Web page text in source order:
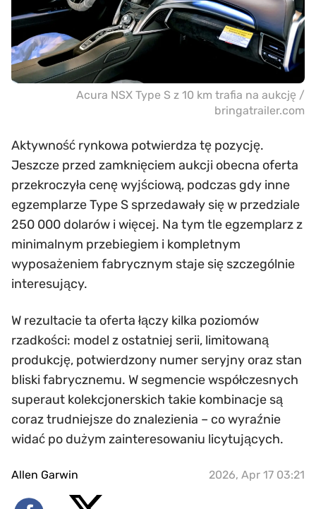
Acura NSX Type S z 10 km trafia na aukcję /
bringatrailer.com
Aktywność rynkowa potwierdza tę pozycję.
Jeszcze przed zamknięciem aukcji obecna oferta
przekroczyła cenę wyjściową, podczas gdy inne
egzemplarze Type S sprzedawały się w przedziale
250 000 dolarów i więcej. Na tym tle egzemplarz z
minimalnym przebiegiem i kompletnym
wyposażeniem fabrycznym staje się szczególnie
interesujący.
W rezultacie ta oferta łączy kilka poziomów
rzadkości: model z ostatniej serii, limitowaną
produkcję, potwierdzony numer seryjny oraz stan
bliski fabrycznemu. W segmencie współczesnych
superaut kolekcjonerskich takie kombinacje są
coraz trudniejsze do znalezienia – co wyraźnie
widać po dużym zainteresowaniu licytujących.
Allen Garwin 2026, Apr 17 03:21